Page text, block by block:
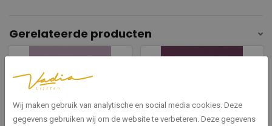
Gerelateerde producten
Wij maken gebruik van analytische en social media cookies. Deze
gegevens gebruiken wij om de website te verbeteren. Deze gegevens